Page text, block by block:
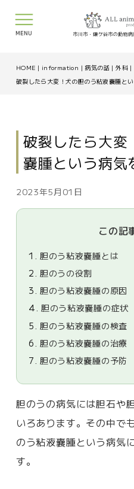
MENU 市川市・鎌ケ谷市の動物
HOME | information | 病気の話 | 外科 |
破裂したら大変！犬の胆のう粘液嚢腫と
破裂したら大変
嚢腫という病気
2023年5月01日
この記
1.
胆のう粘液嚢腫とは
2. 胆のうの役割
3. 胆のう粘液嚢腫の原因
4. 胆のう粘液嚢腫の症状
5. 胆のう粘液嚢腫の検査
6. 胆のう粘液嚢腫の治療
7. 胆のう粘液嚢腫の予防
胆のうの病気には胆石や
いろあります。その中で
のう粘液嚢腫という病気
す。